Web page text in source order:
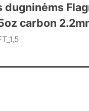
dugninėms
carbon